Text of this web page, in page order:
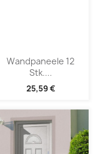
Wandpaneele 12
Stk....
25,59 €